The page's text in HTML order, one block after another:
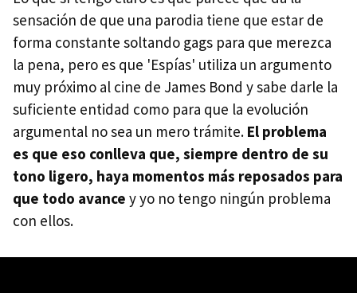
sensación de que una parodia tiene que estar de
forma constante soltando gags para que merezca
la pena, pero es que 'Espías' utiliza un argumento
muy próximo al cine de James Bond y sabe darle la
suficiente entidad como para que la evolución
argumental no sea un mero trámite. El problema
es que eso conlleva que, siempre dentro de su
tono ligero, haya momentos más reposados para
que todo avance y yo no tengo ningún problema
con ellos.